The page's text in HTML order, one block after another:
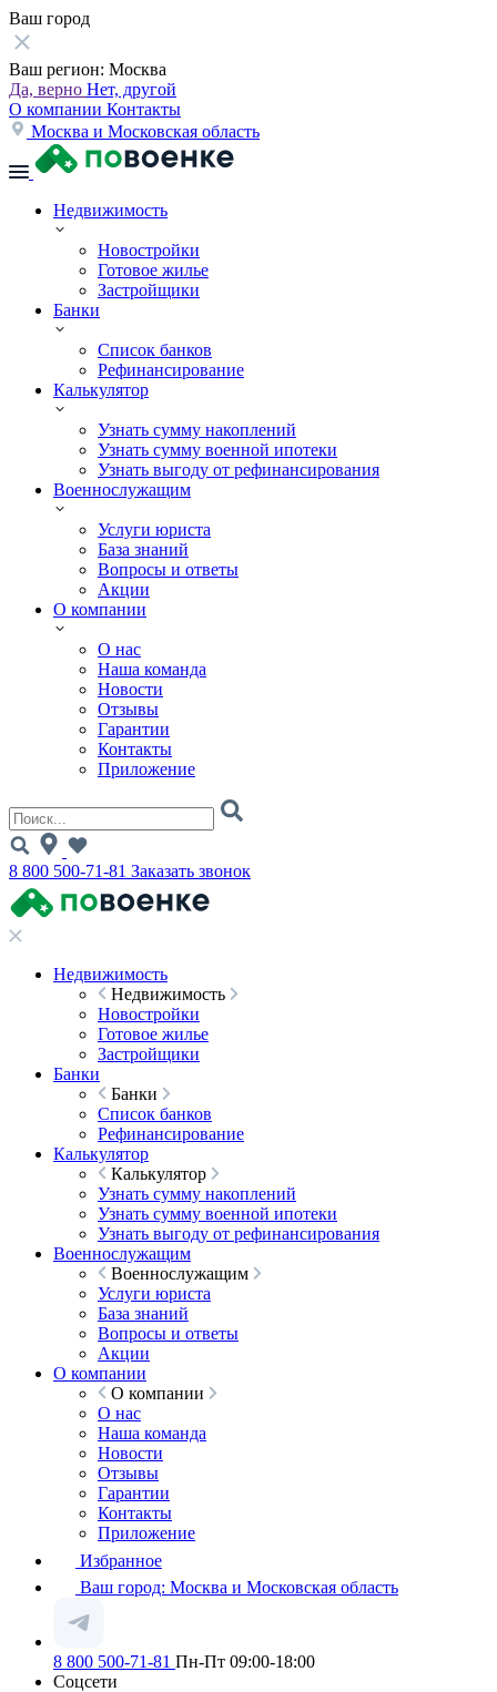
Ваш город
Ваш регион: Москва
Да, верно Нет, другой
О компании Контакты
Москва и Московская область
Недвижимость
Новостройки
Готовое жилье
Застройщики
Банки
Список банков
Рефинансирование
Калькулятор
Узнать сумму накоплений
Узнать сумму военной ипотеки
Узнать выгоду от рефинансирования
Военнослужащим
Услуги юриста
База знаний
Вопросы и ответы
Акции
О компании
О нас
Наша команда
Новости
Отзывы
Гарантии
Контакты
Приложение
8 800 500-71-81 Заказать звонок
Недвижимость
Недвижимость
Новостройки
Готовое жилье
Застройщики
Банки
Банки
Список банков
Рефинансирование
Калькулятор
Калькулятор
Узнать сумму накоплений
Узнать сумму военной ипотеки
Узнать выгоду от рефинансирования
Военнослужащим
Военнослужащим
Услуги юриста
База знаний
Вопросы и ответы
Акции
О компании
О компании
О нас
Наша команда
Новости
Отзывы
Гарантии
Контакты
Приложение
Избранное
Ваш город: Москва и Московская область
8 800 500-71-81 Пн-Пт 09:00-18:00
Соцсети